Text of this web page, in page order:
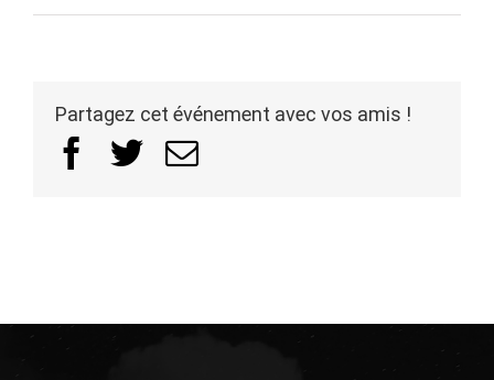
Partagez cet événement avec vos amis !
Facebook
TwitterEmail